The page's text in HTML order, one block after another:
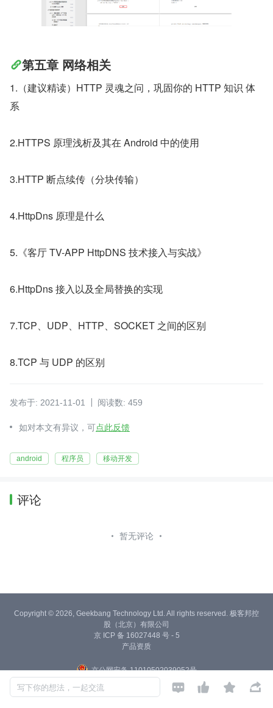
第五章 网络相关
1.（建议精读）HTTP 灵魂之问，巩固你的 HTTP 知识 体
系
2.HTTPS 原理浅析及其在 Android 中的使用
3.HTTP 断点续传（分块传输）
4.HttpDns 原理是什么
5.《客厅 TV-APP HttpDNS 技术接入与实战》
6.HttpDns 接入以及全局替换的实现
7.TCP、UDP、HTTP、SOCKET 之间的区别
8.TCP 与 UDP 的区别
发布于: 2021-11-01 阅读数: 459
如对本文有异议，可点此反馈
android 程序员 移动开发
评论
暂无评论
写下你的想法，一起交流    
Copyright © 2026, Geekbang Technology Ltd. All rights reserved. 极客邦控
股（北京）有限公司
京 ICP 备 16027448 号 - 5
产品资质
京公网安备 11010502039052号